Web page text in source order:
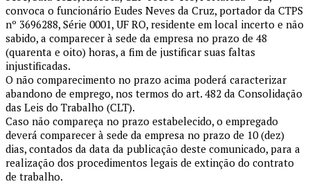
convoca o funcionário Eudes Neves da Cruz, portador da CTPS
nº 3696288, Série 0001, UF RO, residente em local incerto e não
sabido, a comparecer à sede da empresa no prazo de 48
(quarenta e oito) horas, a fim de justificar suas faltas
injustificadas.
O não comparecimento no prazo acima poderá caracterizar
abandono de emprego, nos termos do art. 482 da Consolidação
das Leis do Trabalho (CLT).
Caso não compareça no prazo estabelecido, o empregado
deverá comparecer à sede da empresa no prazo de 10 (dez)
dias, contados da data da publicação deste comunicado, para a
realização dos procedimentos legais de extinção do contrato
de trabalho.